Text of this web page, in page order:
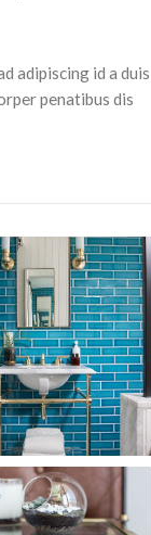
adipiscing id a duis
penatibus dis